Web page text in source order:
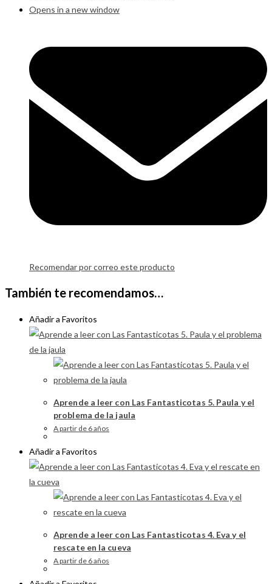
Opens in a new window
Recomendar por correo este producto
También te recomendamos…
Añadir a Favoritos
Aprende a leer con Las Fantasticotas 5. Paula y el
problema de la jaula
A partir de 6 años
Añadir a Favoritos
Aprende a leer con Las Fantasticotas 4. Eva y el
rescate en la cueva
A partir de 6 años